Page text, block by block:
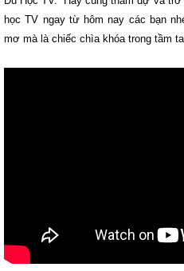
học TV ngay từ hôm nay các bạn
mơ mà là chiếc chìa khóa trong tầm